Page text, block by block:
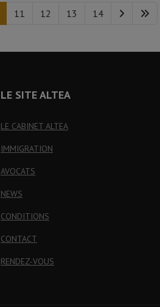
11 12 13 14
LE SITE ALTEA
LE CABINET ALTEA
IMMIGRATION
AVOCATS
NEWS
CONDITIONS
CONTACT
RENDEZ-VOUS